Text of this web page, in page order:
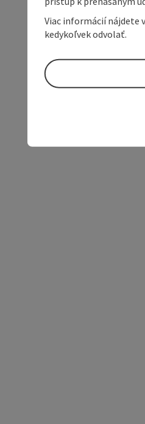
Viac informácií nájdete
kedykoľvek odvolať.